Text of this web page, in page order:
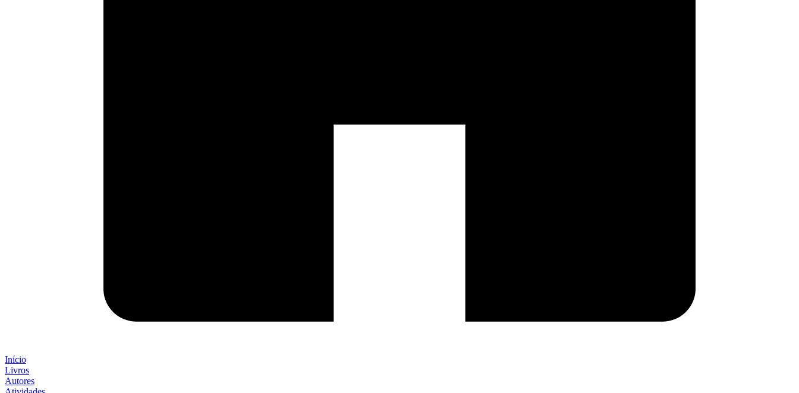
Início
Livros
Autores